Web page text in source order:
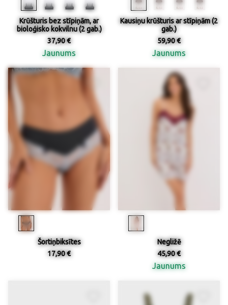
Krūšturis bez stīpiņām, ar
bioloģisko kokvilnu (2 gab.)
37,90 €
Jaunums
Kausiņu krūšturis ar stīpiņām (2
gab.)
59,90 €
Jaunums
Šortiņbiksītes
17,90 €
Negližē
45,90 €
Jaunums